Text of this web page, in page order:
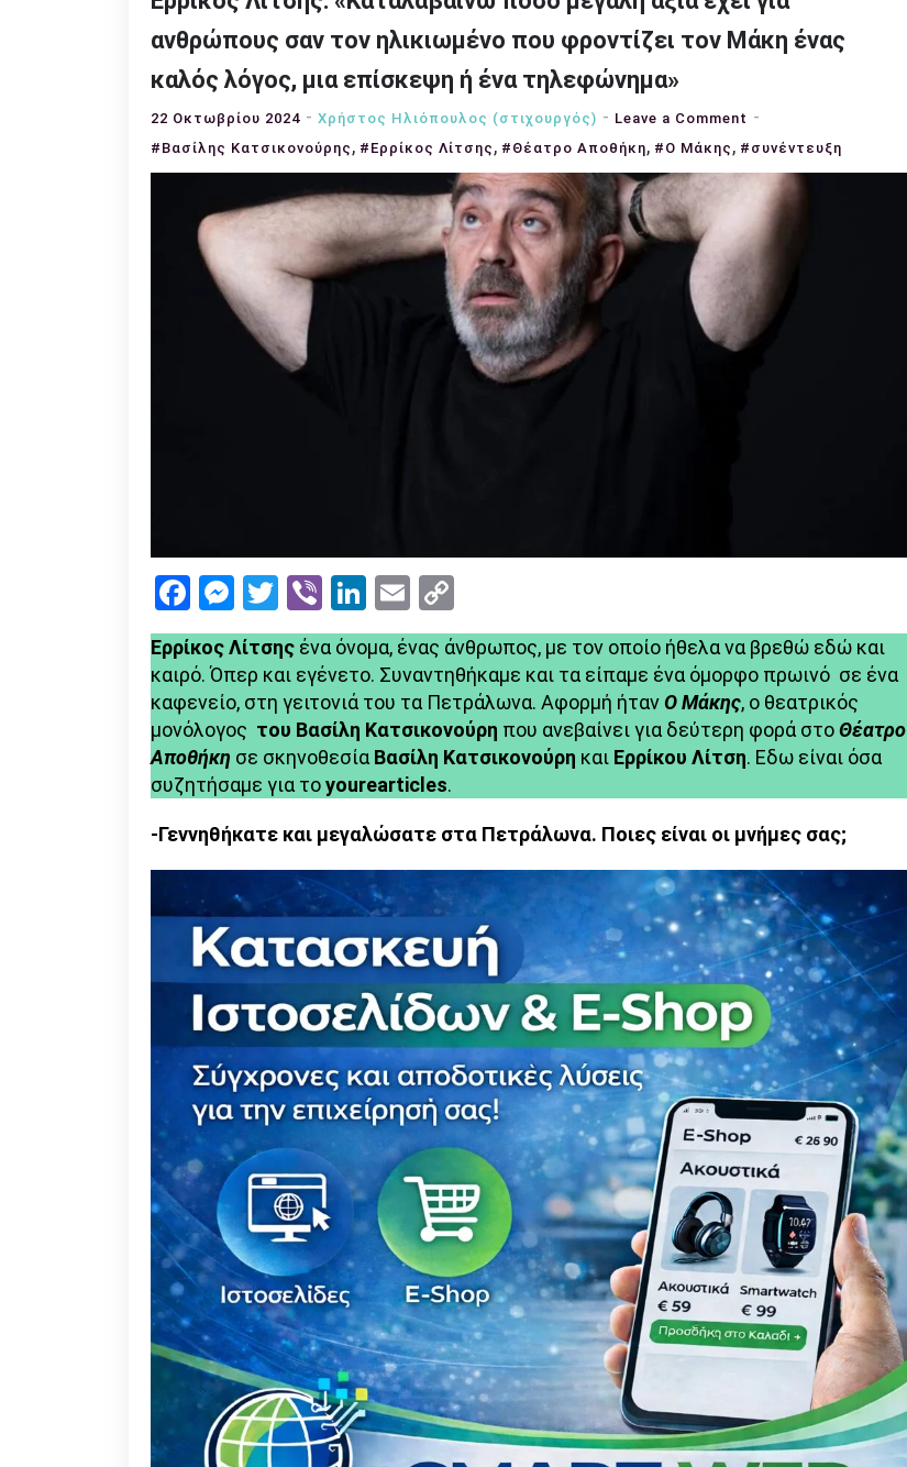
ανθρώπους σαν τον ηλικιωμένο που φροντίζει τον Μάκη ένας
καλός λόγος, μια επίσκεψη ή ένα τηλεφώνημα»
22 Οκτωβρίου 2024 Χρήστος Ηλιόπουλος (στιχουργός) Leave a Comment on
Ερρίκος
Λίτσης:
«Καταλαβαίνω
μεγάλη
έχει
για
Μάκη
λόγος,
μια
επίσκεψη
ένα
#Βασίλης Κατσικονούρης , #Ερρίκος Λίτσης , #Θέατρο Αποθήκη, #Ο Μάκης , #συνέντευξη
Facebook
Messenger
Twitter
ViberLinkedIn
Email
Link
Ερρίκος Λίτσης ένα όνομα, ένας άνθρωπος, με τον οποίο ήθελα να βρεθώ εδώ και
καιρό. Όπερ και εγένετο. Συναντηθήκαμε και τα είπαμε ένα όμορφο πρωινό σε ένα
καφενείο, στη γειτονιά του τα Πετράλωνα. Αφορμή ήτανΟ Μάκης, ο θεατρικός
μονόλογος του Βασίλη Κατσικονούρη που ανεβαίνει για δεύτερη φορά στοΘέατρο
Αποθήκη σε σκηνοθεσία Βασίλη Κατσικονούρη και Ερρίκου Λίτση. Εδω είναι όσα
συζητήσαμε για τοyourearticles.
-Γεννηθήκατε και μεγαλώσατε στα Πετράλωνα. Ποιες είναι οι μνήμες σας;